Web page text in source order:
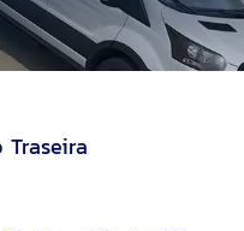
Traseira